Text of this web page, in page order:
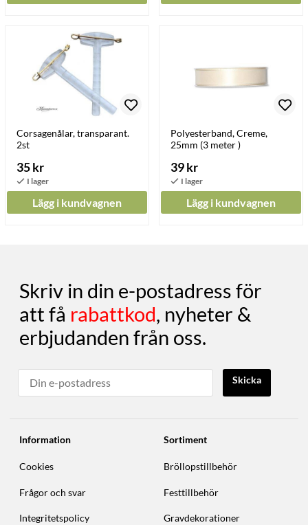
Corsagenålar, transparant.
2st
35 kr
Lägg i kundvagnen
Polyesterband, Creme,
25mm (3 meter )
39 kr
Lägg i kundvagnen
Skriv in din e-postadress för
att få rabattkod, nyheter &
erbjudanden från oss.
Skicka
Information
Cookies
Frågor och svar
Integritetspolicy
Sortiment
Bröllopstillbehör
Festtillbehör
Gravdekorationer